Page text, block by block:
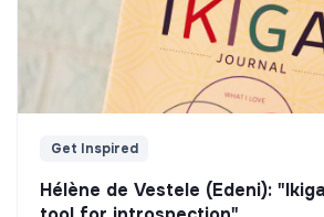
Get Inspired
Hélène de Vestele (Edeni):